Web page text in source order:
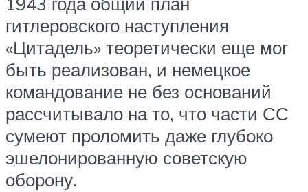
гитлеровского наступления
«Цитадель» теоретически еще мог
быть реализован, и немецкое
командование не без оснований
рассчитывало на то, что части СС
сумеют проломить даже глубоко
эшелонированную советскую
оборону.